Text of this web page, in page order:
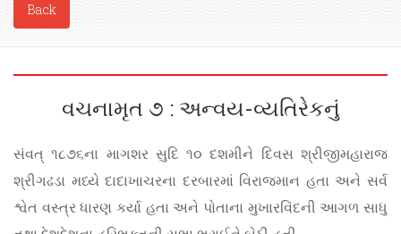
Back
વચનામૃત ૭ : અન્વય-વ્યતિરેકનું
સંવત્ ૧૮૭૬ના માગશર સુદિ ૧૦ દશમીને દિવસ શ્રીજીમહારાજ
શ્રીગઢડા મધ્યે દાદાખાચરના દરબારમાં વિરાજમાન હતા અને સર્વ
શ્વેત વસ્ત્ર ધારણ કર્યા હતા અને પોતાના મુખારવિંદની આગળ સાધુ